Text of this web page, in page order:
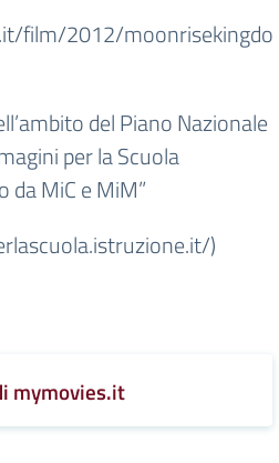
film/2012/moonrisekingdo
del Piano Nazionale
per la Scuola
da MiC e MiM”
)
mymovies.it